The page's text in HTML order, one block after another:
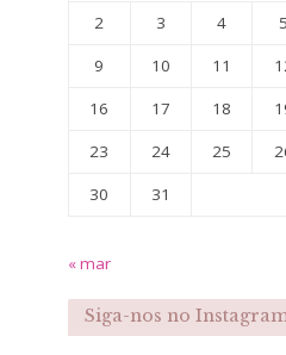
2
3 4 5
9
10 11
16
17 18
23
24 25
30
31
« mar
Siga-nos no